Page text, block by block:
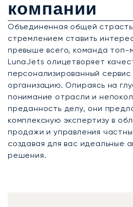
компании
Объединенная общей
стремлением ставить
превыше всего, команда топ-
LunaJets олицетворяет
персонализированный
организацию. Опираясь на
понимание отрасли и
преданность делу, они
комплексную экспертизу в
продажи и управления
создавая для вас идеальные
решения.